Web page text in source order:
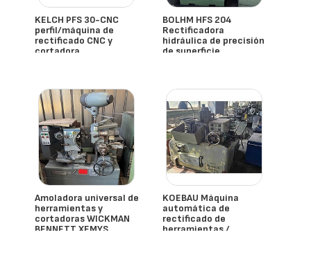
KELCH PFS 30-CNC
perfil/máquina de
rectificado CNC y
cortadora
BOLHM HFS 204
Rectificadora
hidráulica de precisión
de superficie
Amoladora universal de
herramientas y
cortadoras WICKMAN
BENNETT XEMYS
KOEBAU Máquina
automática de
rectificado de
herramientas /